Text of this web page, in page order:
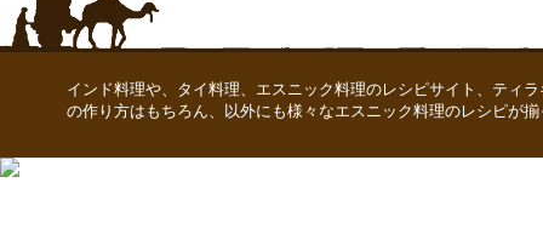
インド料理や、タイ料理、エスニック料理のレシピサイト、ティ
の作り方はもちろん、以外にも様々なエスニック料理のレシピが